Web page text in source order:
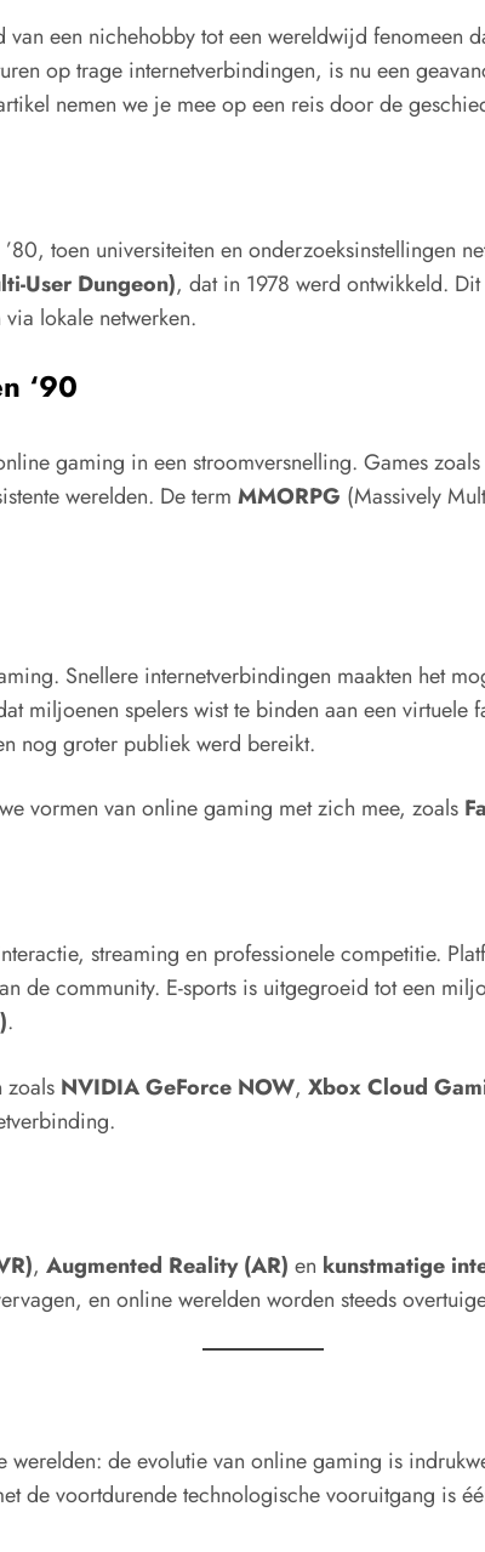
een nichehobby tot een wereldwijd fenomeen
op trage internetverbindingen, is nu een
nemen we je mee op een reis door de
toen universiteiten en onderzoeksinstellingen
User Dungeon), dat in 1978 werd ontwikkeld.
lokale netwerken.
‘90
gaming in een stroomversnelling. Games zoals
werelden. De term MMORPG (Massively
Snellere internetverbindingen maakten het
miljoenen spelers wist te binden aan een virtuele
nog groter publiek werd bereikt.
vormen van online gaming met zich mee, zoals
streaming en professionele competitie.
de community. E-sports is uitgegroeid tot een
.
zoals NVIDIA GeForce NOW, Xbox Cloud
, Augmented Reality (AR) en kunstmatige
en online werelden worden steeds
werelden: de evolutie van online gaming is
de voortdurende technologische vooruitgang is